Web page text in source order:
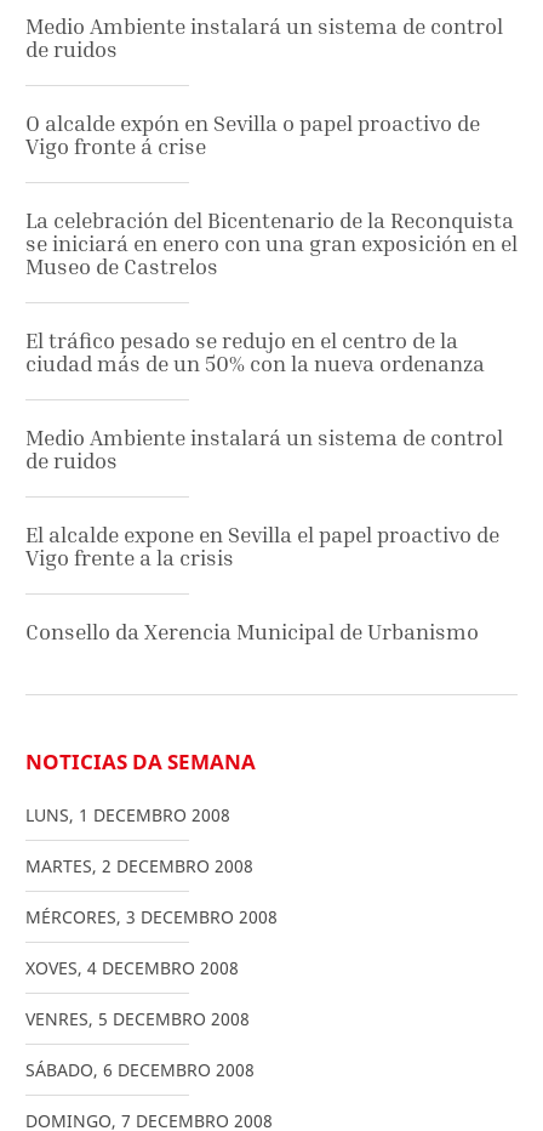
Medio Ambiente instalará un sistema de control
de ruidos
O alcalde expón en Sevilla o papel proactivo de
Vigo fronte á crise
La celebración del Bicentenario de la Reconquista
se iniciará en enero con una gran exposición en el
Museo de Castrelos
El tráfico pesado se redujo en el centro de la
ciudad más de un 50% con la nueva ordenanza
Medio Ambiente instalará un sistema de control
de ruidos
El alcalde expone en Sevilla el papel proactivo de
Vigo frente a la crisis
Consello da Xerencia Municipal de Urbanismo
NOTICIAS DA SEMANA
LUNS, 1 DECEMBRO 2008
MARTES, 2 DECEMBRO 2008
MÉRCORES, 3 DECEMBRO 2008
XOVES, 4 DECEMBRO 2008
VENRES, 5 DECEMBRO 2008
SÁBADO, 6 DECEMBRO 2008
DOMINGO, 7 DECEMBRO 2008